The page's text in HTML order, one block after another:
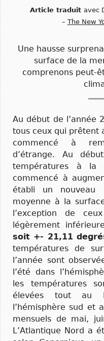
Article traduit avec
– The New
Une hausse
surface de la
comprenons peut-
Au début de l’année
tous ceux qui prêtent
commencé à
d’étrange. Au
températures à la
commencé à
établi un nouveau
moyenne à la
l’exception de
légèrement
soit +- 21,11
températures de
l’année sont
l’été dans
les températures
élevées tout au
l’hémisphère sud et
mensuels de mai,
L’Atlantique Nord a